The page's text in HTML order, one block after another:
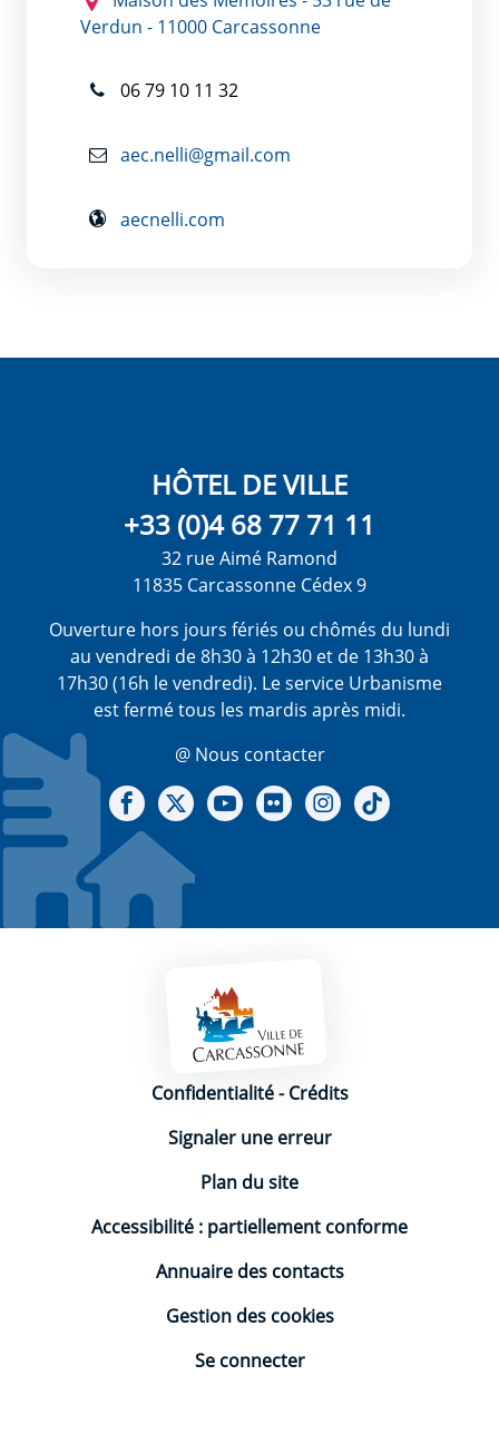
Verdun - 11000 Carcassonne
06 79 10 11 32
aec.nelli@gmail.com
aecnelli.com
HÔTEL DE VILLE
+33 (0)4 68 77 71 11
32 rue Aimé Ramond
11835 Carcassonne Cédex 9
Ouverture hors jours fériés ou chômés du lundi
au vendredi de 8h30 à 12h30 et de 13h30 à
17h30 (16h le vendredi). Le service Urbanisme
est fermé tous les mardis après midi.
@ Nous contacter
Notre Facebook
Notre X - (twitter)
Notre chaine Youtube
Notre Gallerie sur Flickr
Notre Instagram
Mentions légales
Confidentialité-Crédits
Signaler une erreur
Plan du site
Accessibilité : partiellement conforme
Annuaire des contacts
Gestion des cookies
Se connecter